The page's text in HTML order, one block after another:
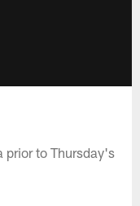
prior to Thursday's